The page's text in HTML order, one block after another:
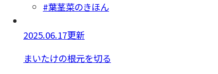
#葉茎菜のきほん
2025.06.17更新
まいたけの根元を切る